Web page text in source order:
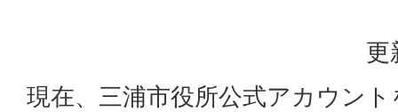
更
現在、三浦市役所公式アカウン